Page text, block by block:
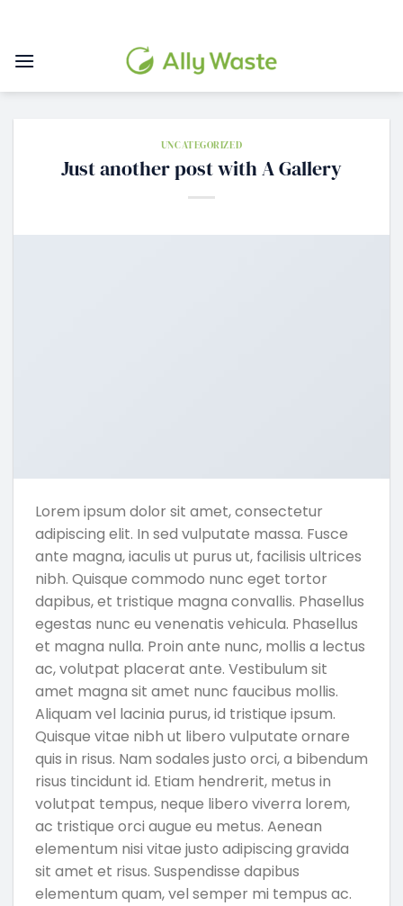
content
UNCATEGORIZED
Just another post with A Gallery
Lorem ipsum dolor sit amet, consectetur
adipiscing elit. In sed vulputate massa. Fusce
ante magna, iaculis ut purus ut, facilisis ultrices
nibh. Quisque commodo nunc eget tortor
dapibus, et tristique magna convallis. Phasellus
egestas nunc eu venenatis vehicula. Phasellus
et magna nulla. Proin ante nunc, mollis a lectus
ac, volutpat placerat ante. Vestibulum sit
amet magna sit amet nunc faucibus mollis.
Aliquam vel lacinia purus, id tristique ipsum.
Quisque vitae nibh ut libero vulputate ornare
quis in risus. Nam sodales justo orci, a bibendum
risus tincidunt id. Etiam hendrerit, metus in
volutpat tempus, neque libero viverra lorem,
ac tristique orci augue eu metus. Aenean
elementum nisi vitae justo adipiscing gravida
sit amet et risus. Suspendisse dapibus
elementum quam, vel semper mi tempus ac.